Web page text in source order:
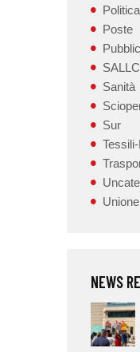
Poste
Sanità
Sur
NEWS